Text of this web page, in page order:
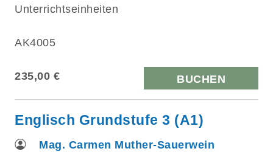
Unterrichtseinheiten
AK4005
235,00 € BUCHEN
Englisch Grundstufe 3 (A1)
Mag. Carmen Muther-Sauerwein